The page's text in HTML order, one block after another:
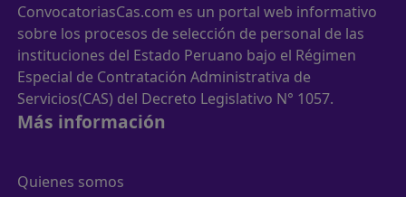
ConvocatoriasCas.com es un portal web informativo
sobre los procesos de selección de personal de las
instituciones del Estado Peruano bajo el Régimen
Especial de Contratación Administrativa de
Servicios(CAS) del Decreto Legislativo N° 1057.
Más información
Quienes somos